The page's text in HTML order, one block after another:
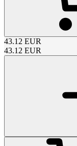
43.12 EUR
43.12 EUR